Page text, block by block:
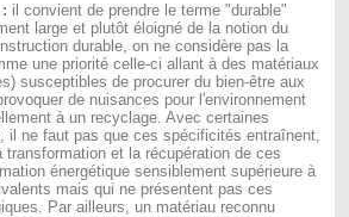
il convient de prendre le terme "durable"
large et plutôt éloigné de la notion du
durable, on ne considère pas la
une priorité celle-ci allant à des matériaux
susceptibles de procurer du bien-être aux
de nuisances pour l'environnement
à un recyclage. Avec certaines
il ne faut pas que ces spécificités entraînent,
transformation et la récupération de ces
énergétique sensiblement supérieure à
mais qui ne présentent pas ces
Par ailleurs, un matériau reconnu